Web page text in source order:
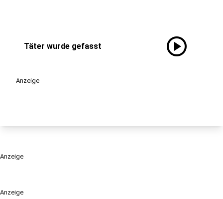
Anzeige
Täter wurde gefasst play_circle
Anzeige
Anzeige